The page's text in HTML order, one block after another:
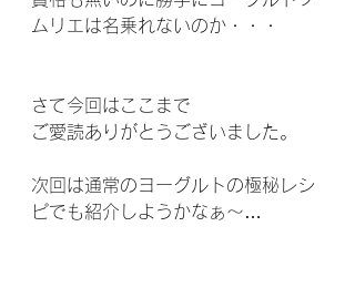
ムリエは名乗れないのか・・・
さて今回はここまで
ご愛読ありがとうございました。
次回は通常のヨーグルトの極秘レシ
ピでも紹介しようかなぁ～…